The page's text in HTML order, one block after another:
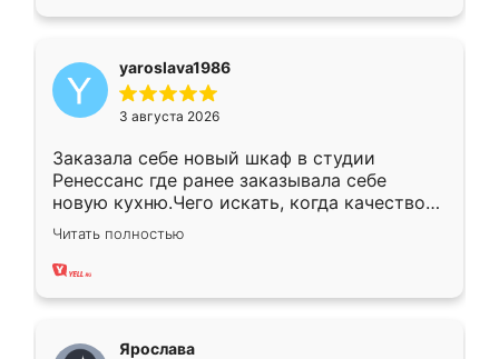
yaroslava1986
3 августа 2026
Заказала себе новый шкаф в студии
Ренессанс где ранее заказывала себе
новую кухню.Чего искать, когда качеством
вполне довольна. Служит кухня уже почти
два года, нареканий нет.
Читать полностью
Ярослава